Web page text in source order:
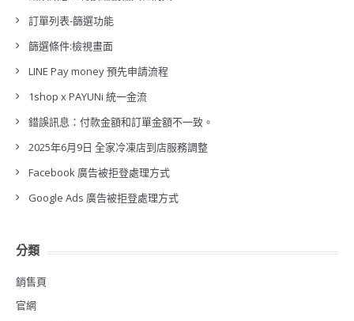
訂單列表-篩選功能
篩選條件:檢視畫面
LINE Pay money 預先申請流程
1shop x PAYUNi 統一金流
錯誤訊息：付款金額和訂單金額不一致。
2025年6月9日 全家冷凍店到店服務調整
Facebook 廣告被拒登處理方式
Google Ads 廣告被拒登處理方式
分類
銷售頁
官網